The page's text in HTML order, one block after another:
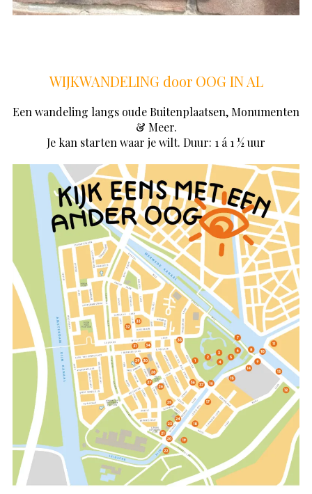
WIJKWANDELING door OOG IN AL
Een wandeling langs oude Buitenplaatsen, Monumenten
& Meer.
Je kan starten waar je wilt. Duur: 1 á 1 ½ uur